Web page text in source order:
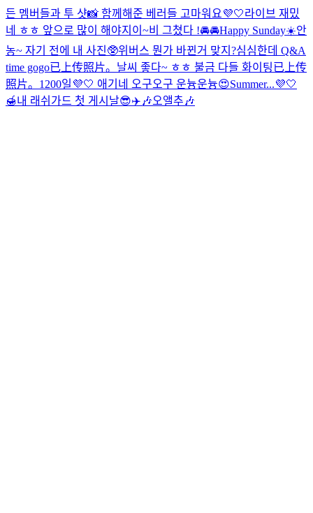
든 멤버들과 투 샷📸 함께해준 베러들 고마워요💜🤍라이브 재밌
네 ㅎㅎ 앞으로 많이 해야지이~비 그쳤다 !🚘🚘Happy Sunday☀️안
농~ 자기 전에 내 사진🥸위버스 뭔가 바뀐거 맞지?심심한데 Q&A
time gogo已上传照片。 날씨 좋다~ ㅎㅎ 불금 다들 화이팅已上传
照片。 1200일💜🤍 애기네 오구오구 운늉운늉😍Summer...💜🤍
🍯내 래쉬가드 첫 게시날😎✈️🎶오앨추🎶